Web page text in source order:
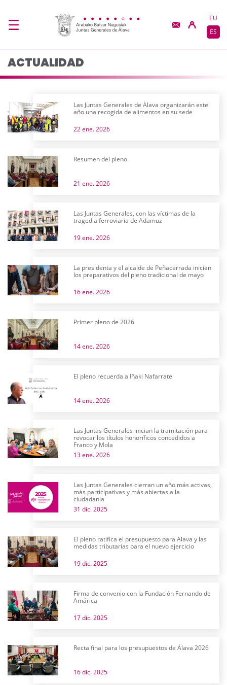
Actualidad - JJGG-
EU
ES
ACTUALIDAD
Las Juntas Generales de Álava organizarán este
año una recogida de alimentos en su sede
22 ene. 2026
Resumen del pleno
21 ene. 2026
Las Juntas Generales, con las víctimas de la
tragedia ferroviaria de Adamuz
19 ene. 2026
La presidenta y el alcalde de Peñacerrada inician
los preparativos del pleno tradicional de mayo
16 ene. 2026
Primer pleno de 2026
14 ene. 2026
El pleno recuerda a Iñaki Nafarrate
14 ene. 2026
Las Juntas Generales inician la tramitación para
revocar los títulos honoríficos concedidos a
Franco y Mola
13 ene. 2026
Las Juntas Generales cierran un año más activas,
más participativas y más abiertas a la
ciudadanía
31 dic. 2025
El pleno ratifica el presupuesto para Álava y las
medidas tributarias para el nuevo ejercicio
19 dic. 2025
Firma de convenio con la Fundación Fernando de
Amárica
17 dic. 2025
Recta final para los presupuestos de Álava 2026
16 dic. 2025